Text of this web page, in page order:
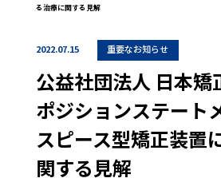
学会のご紹介
認定医・専門
医・指導医・臨床医
を探す
学術大会案内
各委員会からの
お知らせ
る治療に関する見解
2022.07.15 重要なお知らせ
公益社団法人 日本矯
ポジションステート
スピース型矯正装置
関する見解